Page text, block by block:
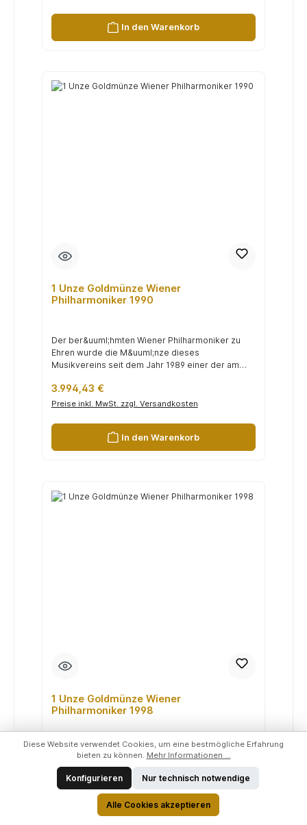
In den Warenkorb
1 Unze Goldmünze Wiener
Philharmoniker 1990
Der ber&uuml;hmten Wiener Philharmoniker zu
Ehren wurde die M&uuml;nze dieses
Musikvereins seit dem Jahr 1989 einer der am
Regulärer Preis:
3.994,43 €
Preise inkl. MwSt. zzgl. Versandkosten
In den Warenkorb
1 Unze Goldmünze Wiener
Philharmoniker 1998
Der ber&uuml;hmten Wiener Philharmoniker zu
Ehren wurde die M&uuml;nze dieses
Musikvereins seit dem Jahr 1989 einer der am
h&au...
Regulärer Preis:
3.990,10 €
Preise inkl. MwSt. zzgl. Versandkosten
Diese Website verwendet Cookies, um eine bestmögliche Erfahrung
bieten zu können. Mehr Informationen ...
Nur technisch notwendige
Konfigurieren
Alle Cookies akzeptieren